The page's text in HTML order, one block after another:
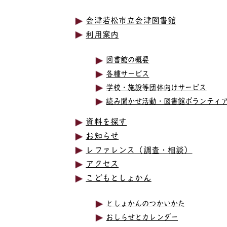
会津若松市立会津図書館
利用案内
図書館の概要
各種サービス
学校・施設等団体向けサービス
読み聞かせ活動・図書館ボランティ
資料を探す
お知らせ
レファレンス（調査・相談）
アクセス
こどもとしょかん
としょかんのつかいかた
おしらせとカレンダー